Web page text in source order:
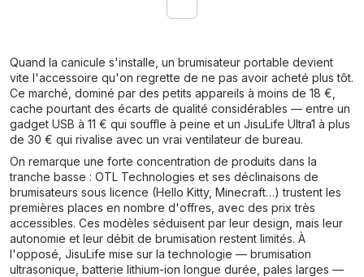
Quand la canicule s'installe, un brumisateur portable devient
vite l'accessoire qu'on regrette de ne pas avoir acheté plus tôt.
Ce marché, dominé par des petits appareils à moins de 18 €,
cache pourtant des écarts de qualité considérables — entre un
gadget USB à 11 € qui souffle à peine et un JisuLife Ultra1 à plus
de 30 € qui rivalise avec un vrai ventilateur de bureau.
On remarque une forte concentration de produits dans la
tranche basse : OTL Technologies et ses déclinaisons de
brumisateurs sous licence (Hello Kitty, Minecraft…) trustent les
premières places en nombre d'offres, avec des prix très
accessibles. Ces modèles séduisent par leur design, mais leur
autonomie et leur débit de brumisation restent limités. À
l'opposé, JisuLife mise sur la technologie — brumisation
ultrasonique, batterie lithium-ion longue durée, pales larges —